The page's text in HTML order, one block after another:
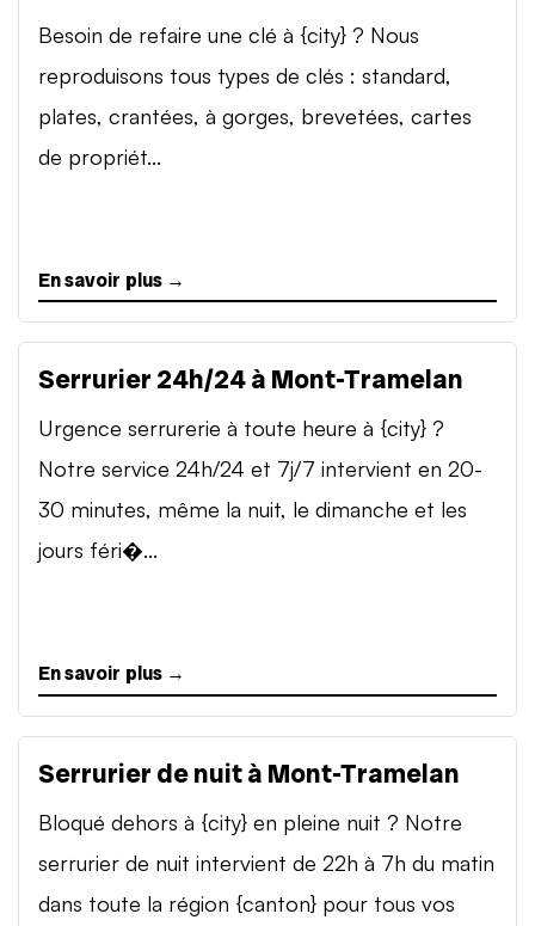
Besoin de refaire une clé à {city} ? Nous
reproduisons tous types de clés : standard,
plates, crantées, à gorges, brevetées, cartes
de propriét...
En savoir plus →
Serrurier 24h/24 à Mont-Tramelan
Urgence serrurerie à toute heure à {city} ?
Notre service 24h/24 et 7j/7 intervient en 20-
30 minutes, même la nuit, le dimanche et les
jours féri�...
En savoir plus →
Serrurier de nuit à Mont-Tramelan
Bloqué dehors à {city} en pleine nuit ? Notre
serrurier de nuit intervient de 22h à 7h du matin
dans toute la région {canton} pour tous vos